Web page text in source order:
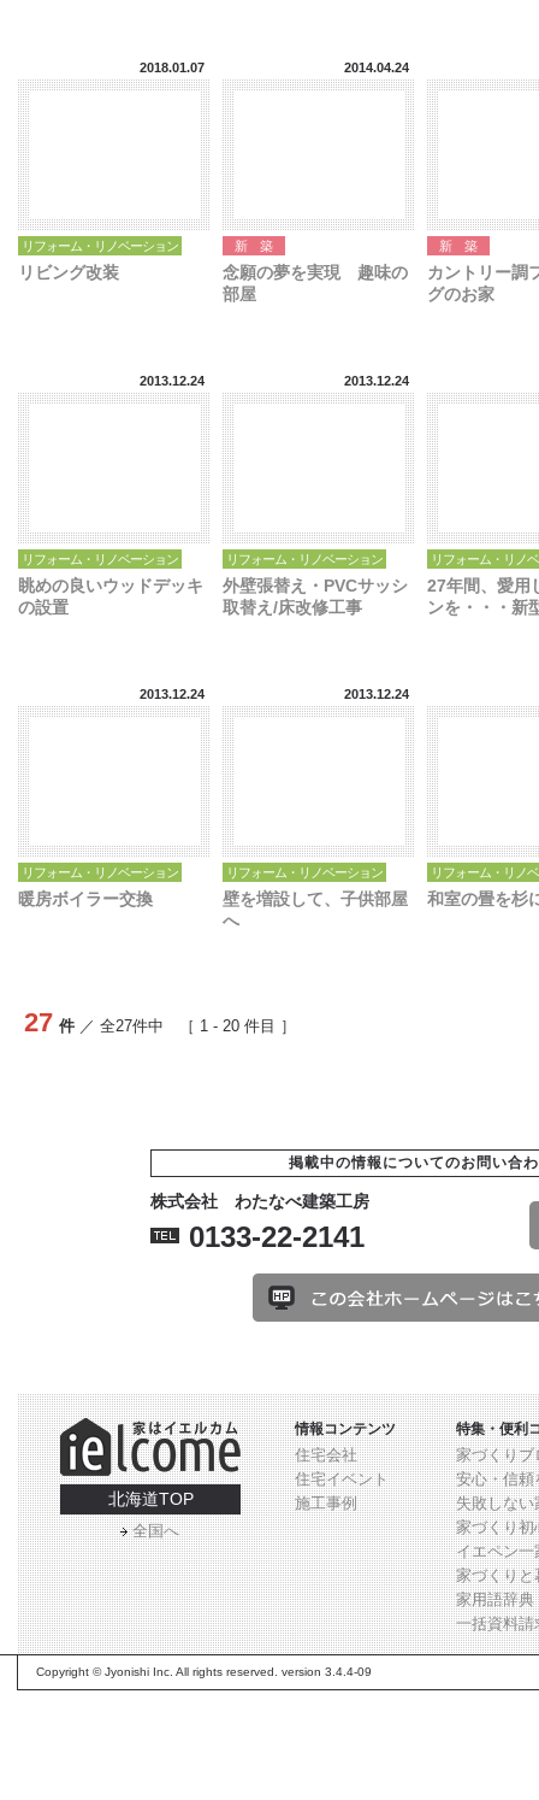
2018.01.07
リフォーム・リノベーション
リビング改装
2014.04.24
新築
念願の夢を実現 趣味の
部屋
新築
カントリー調
グのお家
2013.12.24
リフォーム・リノベーション
眺めの良いウッドデッキ
の設置
2013.12.24
リフォーム・リノベーション
外壁張替え・PVCサッシ
取替え/床改修工事
リフォーム・リノ
27年間、愛用
ンを・・・新
2013.12.24
リフォーム・リノベーション
暖房ボイラー交換
2013.12.24
リフォーム・リノベーション
壁を増設して、子供部屋
へ
リフォーム・リノ
和室の畳を杉
27 件 ／ 全27件中 ［ 1 - 20 件目 ］
掲載中の情報についてのお問い合
株式会社 わたなべ建築工房
0133-22-2141
北海道TOP
全国へ
情報コンテンツ
住宅会社
住宅イベント
施工事例
特集・便利
家づくりブ
安心・信頼
失敗しない
家づくり初
イエペン一
家づくりと
家用語辞典
一括資料請
Copyright © Jyonishi Inc. All rights reserved. version 3.4.4-09